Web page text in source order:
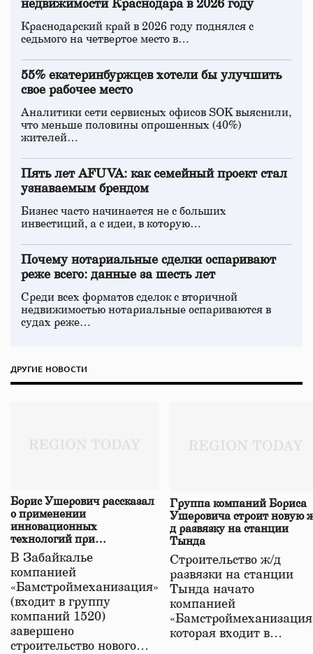
недвижимости Краснодара в 2026 году
Краснодарский край в 2026 году поднялся с
седьмого на четвертое место в…
55% екатеринбуржцев хотели бы улучшить
свое рабочее место
Аналитики сети сервисных офисов SOK выяснили,
что меньше половины опрошенных (40%)
жителей…
Пять лет AFUVA: как семейный проект стал
узнаваемым брендом
Бизнес часто начинается не с больших
инвестиций, а с идеи, в которую…
Почему нотариальные сделки оспаривают
реже всего: данные за шесть лет
Среди всех форматов сделок с вторичной
недвижимостью нотариальные оспариваются в
судах реже…
ДРУГИЕ НОВОСТИ
Борис Ушерович рассказал
о применении
инновационных
технологий при
строительстве нового моста
в Забайкалье
В Забайкалье
компанией
«Бамстроймеханизация»
(входит в группу
компаний 1520)
завершено
строительство нового…
Группа компаний Бориса
Ушеровича строит новую
д развязку на станции
Тында
Строительство ж/д
развязки на станции
Тында начато
компанией
которая входит в…